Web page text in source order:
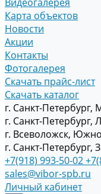
Карта объектов
Новости
Акции
Контакты
Фотогалерея
Скачать прайс-лист
Скачать каталог
г. Санкт-Петербург,
г. Санкт-Петербург,
г. Всеволожск,
г. Санкт-Петербург,
+7(918) 993-50-02
sales@vibor-spb.ru
Личный кабинет